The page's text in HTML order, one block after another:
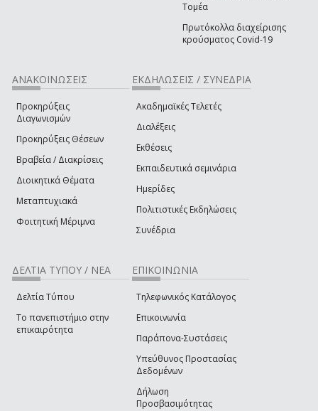
Τομέα
Πρωτόκολλα διαχείρισης
κρούσματος Covid-19
ΑΝΑΚΟΙΝΩΣΕΙΣ
Προκηρύξεις
Διαγωνισμών
Προκηρύξεις Θέσεων
Βραβεία / Διακρίσεις
Διοικητικά Θέματα
Μεταπτυχιακά
Φοιτητική Μέριμνα
ΕΚΔΗΛΩΣΕΙΣ / ΣΥΝΕΔΡΙΑ
Ακαδημαϊκές Τελετές
Διαλέξεις
Εκθέσεις
Εκπαιδευτικά σεμινάρια
Ημερίδες
Πολιτιστικές Εκδηλώσεις
Συνέδρια
ΔΕΛΤΙΑ ΤΥΠΟΥ / ΝΕΑ
Δελτία Τύπου
Το πανεπιστήμιο στην
επικαιρότητα
ΕΠΙΚΟΙΝΩΝΙΑ
Τηλεφωνικός Κατάλογος
Επικοινωνία
Παράπονα-Συστάσεις
Υπεύθυνος Προστασίας
Δεδομένων
Δήλωση
Προσβασιμότητας